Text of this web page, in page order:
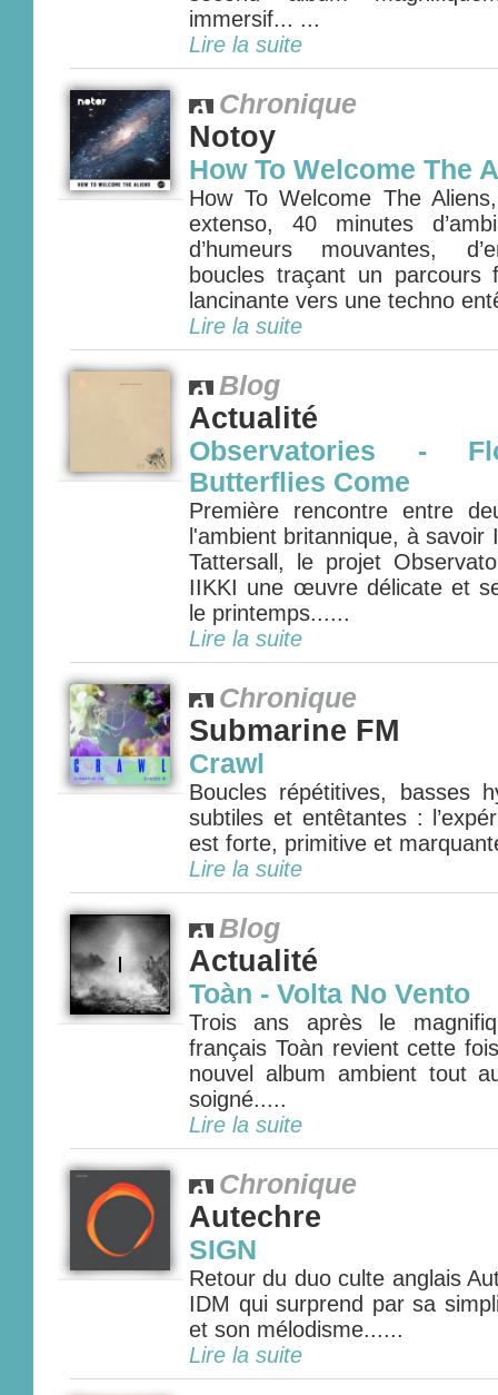
immersif... ...
Lire la suite
Chronique
Notoy
How To Welcome The
How To Welcome The
extenso, 40 minutes
d’humeurs mouvantes,
boucles traçant un parcours
lancinante vers une techno
Lire la suite
Blog
Actualité
Observatories -
Butterflies Come
Première rencontre entre
l'ambient britannique, à savoir
Tattersall, le projet
IIKKI une œuvre délicate et
le printemps......
Lire la suite
Chronique
Submarine FM
Crawl
Boucles répétitives, basses
subtiles et entêtantes :
est forte, primitive et
Lire la suite
Blog
Actualité
Toàn - Volta No Vento
Trois ans après le
français Toàn revient cette
nouvel album ambient tout
soigné.....
Lire la suite
Chronique
Autechre
SIGN
Retour du duo culte anglais
IDM qui surprend par sa
et son mélodisme......
Lire la suite